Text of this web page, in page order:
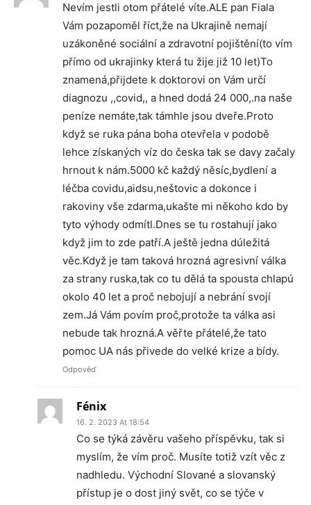
Nevím jestli otom přátelé víte.ALE pan Fiala
Vám pozapoměl říct,že na Ukrajině nemají
uzákoněné sociální a zdravotní pojištění(to vím
přímo od ukrajinky která tu žije již 10 let)To
znamená,přijdete k doktorovi on Vám určí
diagnozu ,,covid,, a hned dodá 24 000,.na naše
peníze nemáte,tak támhle jsou dveře.Proto
když se ruka pána boha otevřela v podobě
lehce získaných víz do česka tak se davy začaly
hrnout k nám.5000 kč každý něsíc,bydlení a
léčba covidu,aidsu,neštovic a dokonce i
rakoviny vše zdarma,ukašte mi někoho kdo by
tyto výhody odmítl.Dnes se tu rostahují jako
když jim to zde patří.A ještě jedna dúležitá
věc.Když je tam taková hrozná agresivní válka
za strany ruska,tak co tu dělá ta spousta chlapú
okolo 40 let a proč nebojují a nebrání svojí
zem.Já Vám povím proč,protože ta válka asi
nebude tak hrozná.A věřte přátelé,že tato
pomoc UA nás přivede do velké krize a bídy.
Odpověď
Fénix
16. 2. 2023 At 18:54
Co se týká závěru vašeho příspěvku, tak si
myslím, že vím proč. Musíte totiž vzít věc z
nadhledu. Východní Slované a slovanský
přístup je o dost jiný svět, co se týče v